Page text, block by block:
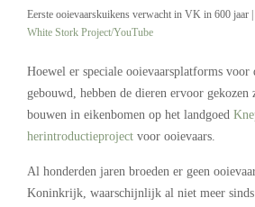
Eerste ooievaarskuikens verwacht in VK in 600 jaar
White Stork Project/YouTube
Hoewel er speciale ooievaarsplatforms
gebouwd, hebben de dieren ervoor gekozen
bouwen in eikenbomen op het landgoed
herintroductieproject voor ooievaars.
Al honderden jaren broeden er geen
Koninkrijk, waarschijnlijk al niet meer